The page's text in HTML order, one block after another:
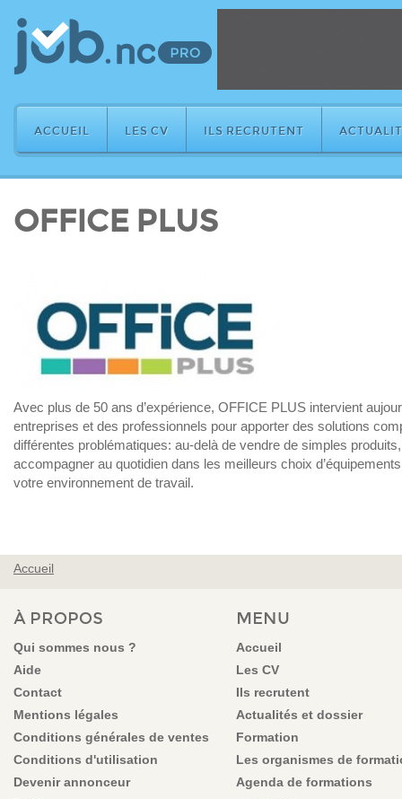
ACCUEIL LES CV ILS RECRUTENT
OFFICE PLUS
Avec plus de 50 ans d’expérience, OFFICE PLUS intervient
entreprises et des professionnels pour apporter des solutions
différentes problématiques: au-delà de vendre de simples
accompagner au quotidien dans les meilleurs choix
votre environnement de travail.
VOUS ÊTES ICI
Accueil
À PROPOS
Qui sommes nous ?
Aide
Contact
Mentions légales
Conditions générales de ventes
Conditions d'utilisation
Devenir annonceur
MENU
Accueil
Les CV
Ils recrutent
Actualités et dossier
Formation
Les organismes de
Agenda de formations